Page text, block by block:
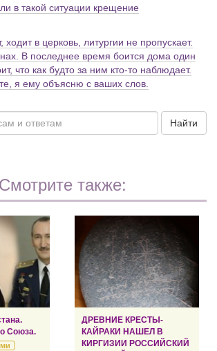
в такой ситуации крещение
в церковь, литургии не пропускает.
В последнее время боится дома один
что как будто за ним кто-то наблюдает.
я ему объясню с ваших слов.
Найти
Смотрите также:
Союза.
ДРЕВНИЕ КРЕСТЫ-
КАЙРАКИ НАШЕЛ В
КИРГИЗИИ РОССИЙСКИЙ